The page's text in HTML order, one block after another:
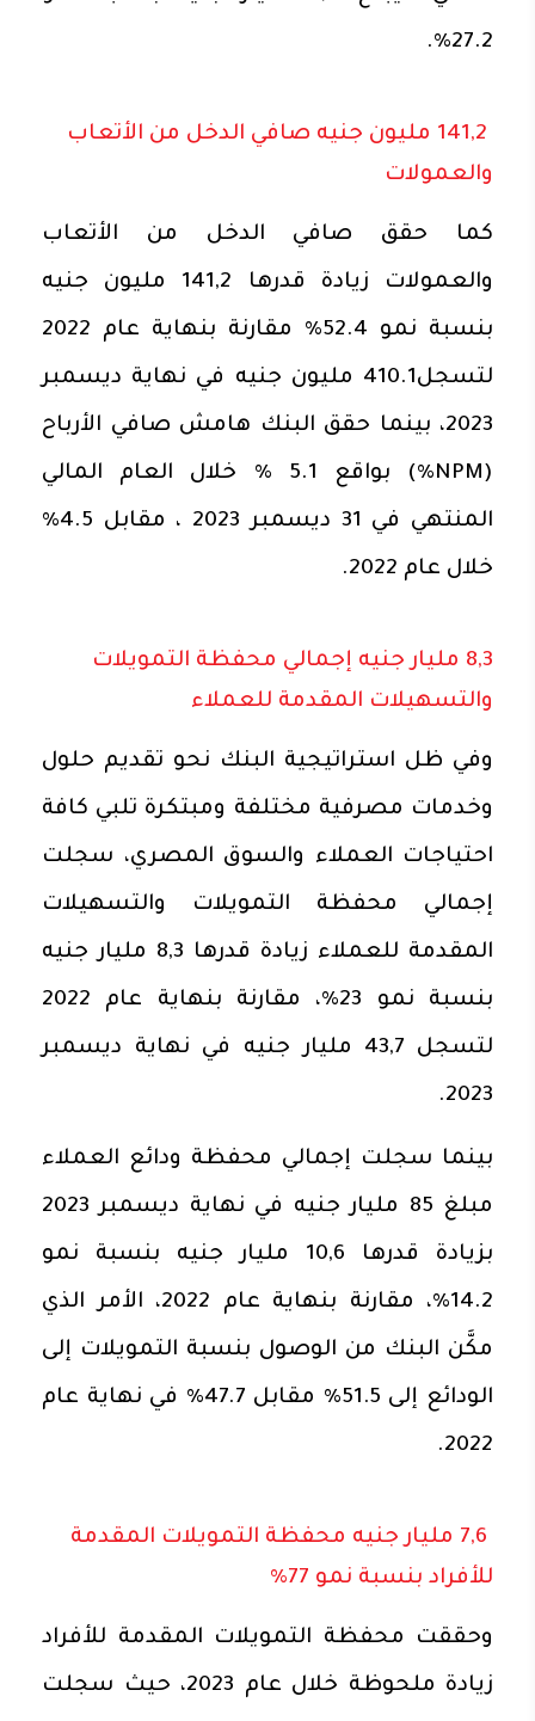
27.2%.
141,2 مليون جنيه صافي الدخل من الأتعاب
والعمولات
كما حقق صافي الدخل من الأتعاب
والعمولات زيادة قدرها 141,2 مليون جنيه
بنسبة نمو 52.4% مقارنة بنهاية عام 2022
لتسجل410.1 مليون جنيه في نهاية ديسمبر
2023، بينما حقق البنك هامش صافي الأرباح
(NPM%) بواقع 5.1 % خلال العام المالي
المنتهي في 31 ديسمبر 2023 ، مقابل 4.5%
خلال عام 2022.
8,3 مليار جنيه إجمالي محفظة التمويلات
والتسهيلات المقدمة للعملاء
وفي ظل استراتيجية البنك نحو تقديم حلول
وخدمات مصرفية مختلفة ومبتكرة تلبي كافة
احتياجات العملاء والسوق المصري، سجلت
إجمالي محفظة التمويلات والتسهيلات
المقدمة للعملاء زيادة قدرها 8,3 مليار جنيه
بنسبة نمو 23%، مقارنة بنهاية عام 2022
لتسجل 43,7 مليار جنيه في نهاية ديسمبر
2023.
بينما سجلت إجمالي محفظة ودائع العملاء
مبلغ 85 مليار جنيه في نهاية ديسمبر 2023
بزيادة قدرها 10,6 مليار جنيه بنسبة نمو
14.2%، مقارنة بنهاية عام 2022، الأمر الذي
مكَّن البنك من الوصول بنسبة التمويلات إلى
الودائع إلى 51.5% مقابل 47.7% في نهاية عام
2022.
7,6 مليار جنيه محفظة التمويلات المقدمة
للأفراد بنسبة نمو 77%
وحققت محفظة التمويلات المقدمة للأفراد
زيادة ملحوظة خلال عام 2023، حيث سجلت